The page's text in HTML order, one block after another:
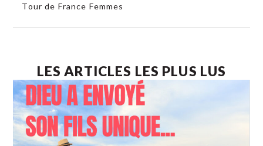
Tour de France Femmes
LES ARTICLES LES PLUS LUS